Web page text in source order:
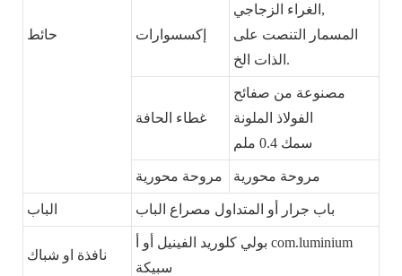
حائط إكسسوارات
الغراء الزجاجي,
المسمار التنصت على
الذات الخ.
غطاء الحافة
مصنوعة من صفائح
الفولاذ الملونة
مروحة محورية مروحة محورية
الباب باب جرار أو المتداول مصراع الباب
نافذة او شباك
com.luminium
سبيكة